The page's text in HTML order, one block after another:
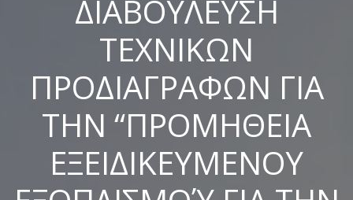
ΔΙΑΒΟΥΛΕΥΣΗ
ΤΕΧΝΙΚΩΝ
ΠΡΟΔΙΑΓΡΑΦΩΝ ΓΙΑ
ΤΗΝ “ΠΡΟΜΗΘΕΙΑ
ΕΞΕΙΔΙΚΕΥΜΕΝΟΥ